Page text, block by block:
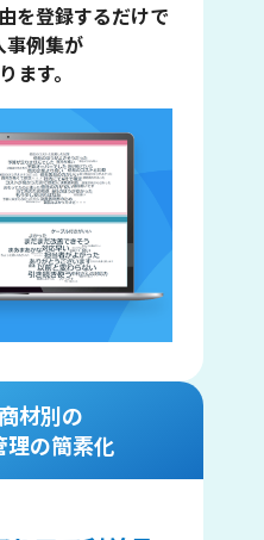
を登録するだけで
事例集が
ます。
材別の
理の簡素化